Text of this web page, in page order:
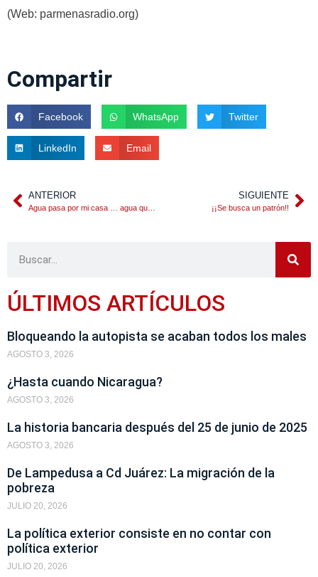
(Web: parmenasradio.org)
Compartir
Facebook WhatsApp Twitter
LinkedIn Email
ANTERIOR SIGUIENTE
¡¡Se busca un patrón!!
ÚLTIMOS ARTÍCULOS
Bloqueando la autopista se acaban todos los males
AGOSTO 3, 2026
¿Hasta cuando Nicaragua?
AGOSTO 3, 2026
La historia bancaria después del 25 de junio de 2025
AGOSTO 3, 2026
De Lampedusa a Cd Juárez: La migración de la
pobreza
JULIO 20, 2026
La política exterior consiste en no contar con
política exterior
JULIO 20, 2026